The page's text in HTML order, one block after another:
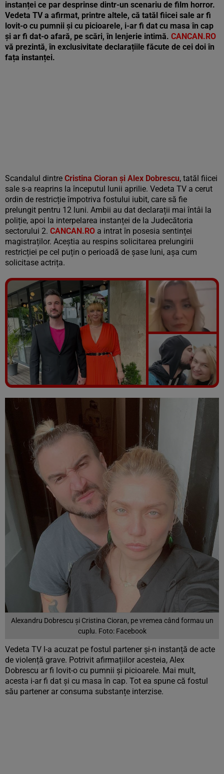
instanței ce par desprinse dintr-un scenariu de film horror.
Vedeta TV a afirmat, printre altele, că tatăl fiicei sale ar fi
lovit-o cu pumnii și cu picioarele, i-ar fi dat cu masa în cap
și ar fi dat-o afară, pe scări, în lenjerie intimă. CANCAN.RO
vă prezintă, în exclusivitate declarațiile făcute de cei doi în
fața instanței.
Scandalul dintre Cristina Cioran și Alex Dobrescu, tatăl fiicei
sale s-a reaprins la începutul lunii aprilie. Vedeta TV a cerut
ordin de restricție împotriva fostului iubit, care să fie
prelungit pentru 12 luni. Ambii au dat declarații mai întâi la
poliție, apoi la interpelarea instanței de la Judecătoria
sectorului 2. CANCAN.RO a intrat în posesia sentinței
magistraților. Aceștia au respins solicitarea prelungirii
restricției pe cel puțin o perioadă de șase luni, așa cum
solicitase actrița.
Vezi galeria foto
7 poze
Alexandru Dobrescu și Cristina Cioran, pe vremea când formau un
cuplu. Foto: Facebook
Vedeta TV l-a acuzat pe fostul partener și-n instanță de acte
de violență grave. Potrivit afirmațiilor acesteia, Alex
Dobrescu ar fi lovit-o cu pumnii și picioarele. Mai mult,
acesta i-ar fi dat și cu masa în cap. Tot ea spune că fostul
său partener ar consuma substanțe interzise.